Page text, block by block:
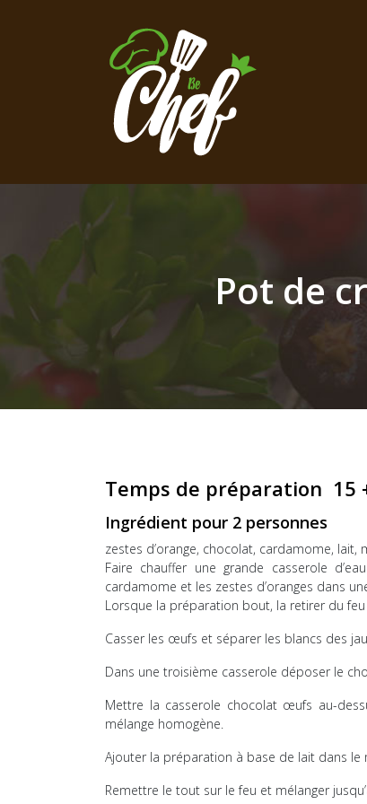
Pot de
Temps de préparation 15
Ingrédient pour 2 personnes
zestes d’orange, chocolat, cardamome, lait,
Faire chauffer une grande casserole
cardamome et les zestes d’oranges dans
Lorsque la préparation bout, la retirer du
Casser les œufs et séparer les blancs des
Dans une troisième casserole déposer le
Mettre la casserole chocolat œufs au-
mélange homogène.
Ajouter la préparation à base de lait dans le
Remettre le tout sur le feu et mélanger